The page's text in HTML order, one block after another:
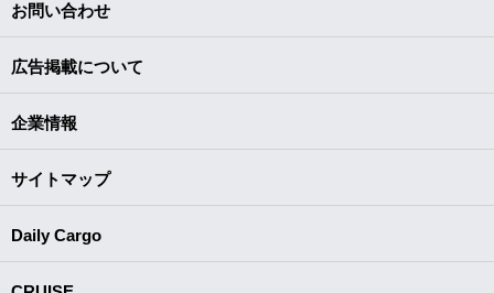
お問い合わせ
広告掲載について
企業情報
サイトマップ
Daily Cargo